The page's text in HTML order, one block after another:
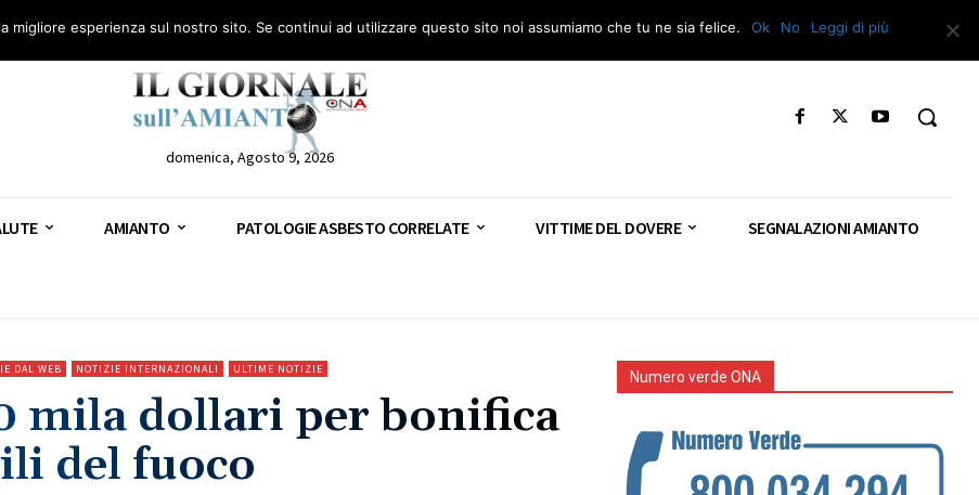
– AGN Consulenza legale gratuita: civile, penale e lavoro Segnala – AGN Segnala – Repac
domenica, Agosto 9, 2026
AMIANTO PATOLOGIE ASBESTO CORRELATE VITTIME DEL DOVERE SEGNALAZIONI AMIANTO
DAL WEB NOTIZIE INTERNAZIONALI ULTIME NOTIZIE
mila dollari per bonifica
del fuoco
Numero verde ONA
migliore esperienza sul nostro sito. Se continui ad utilizzare questo sito noi assumiamo che tu ne sia felice. Ok No Leggi di più